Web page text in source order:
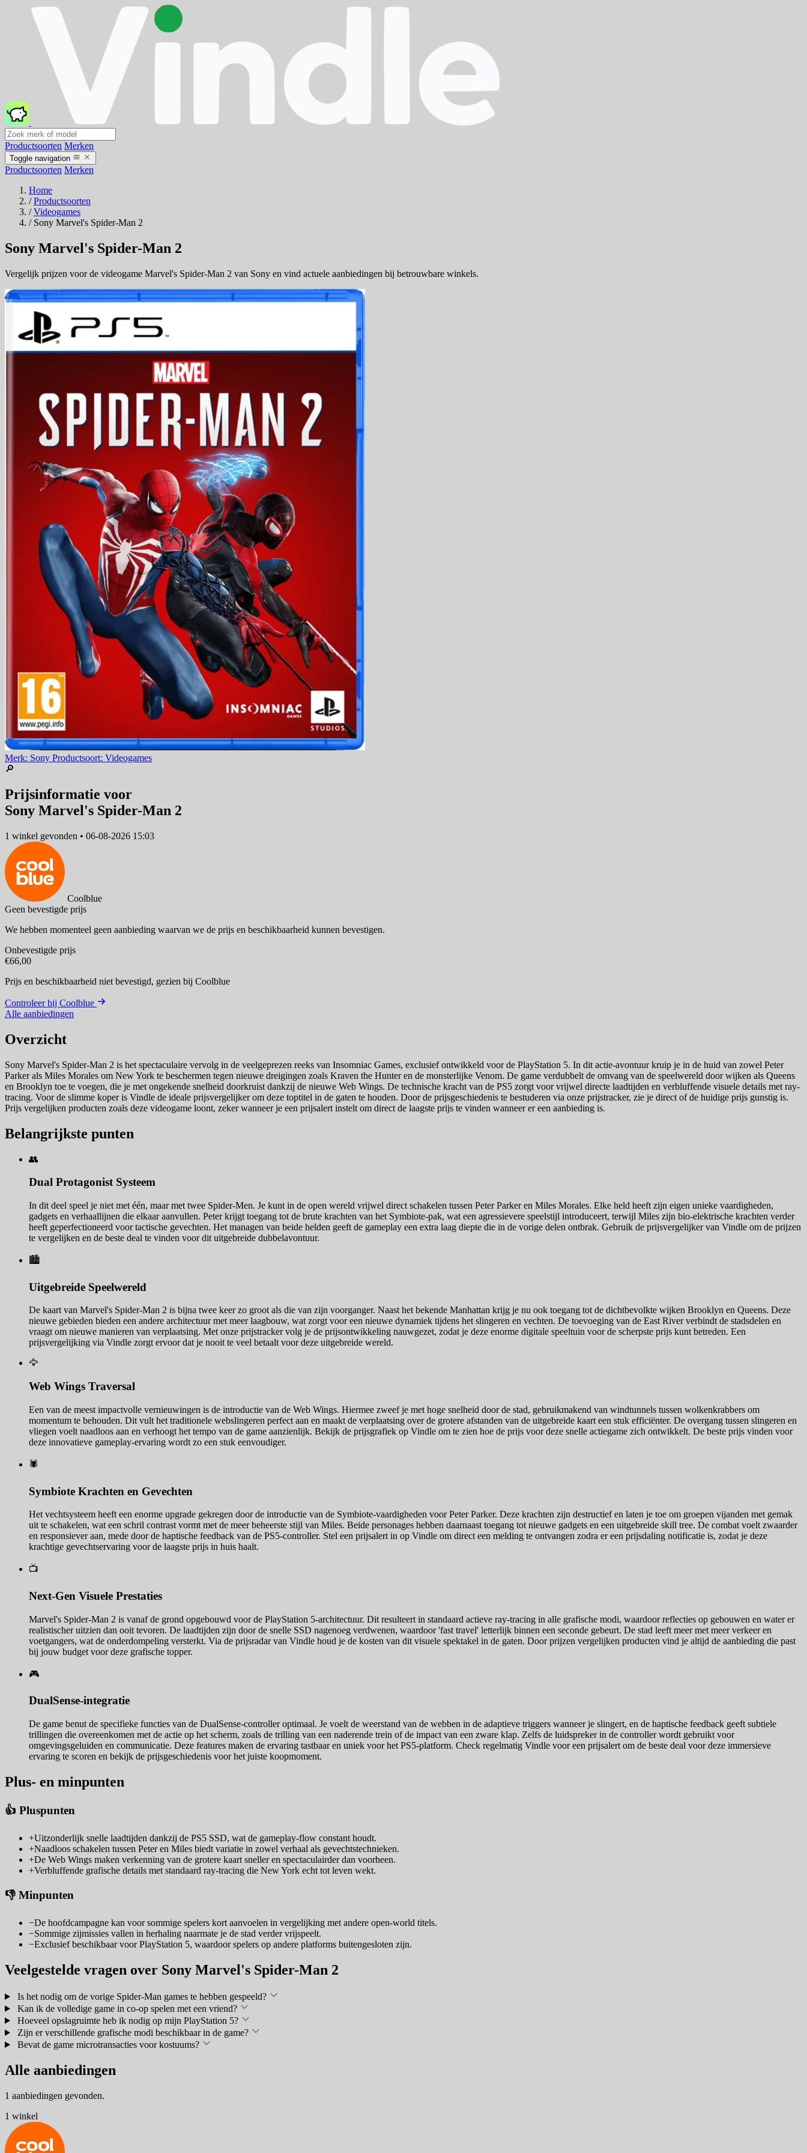
Productsoorten Merken
Toggle navigation
Productsoorten Merken
Home
/ Productsoorten
/ Videogames
/ Sony Marvel's Spider-Man 2
Sony Marvel's Spider-Man 2
Vergelijk prijzen voor de videogame Marvel's Spider-Man 2 van Sony en vind actuele aanbiedingen bij betrouwbare winkels.
Merk: Sony Productsoort: Videogames
🔎
Prijsinformatie voor
Sony Marvel's Spider-Man 2
1 winkel gevonden • 06-08-2026 15:03
Coolblue
Geen bevestigde prijs
We hebben momenteel geen aanbieding waarvan we de prijs en beschikbaarheid kunnen bevestigen.
Onbevestigde prijs
€66,00
Prijs en beschikbaarheid niet bevestigd, gezien bij Coolblue
Controleer bij Coolblue
Alle aanbiedingen
Overzicht
Sony Marvel's Spider-Man 2 is het spectaculaire vervolg in de veelgeprezen reeks van Insomniac Games, exclusief ontwikkeld voor de PlayStation 5. In dit actie-avontuur kruip je in de huid van zowel Peter
Parker als Miles Morales om New York te beschermen tegen nieuwe dreigingen zoals Kraven the Hunter en de monsterlijke Venom. De game verdubbelt de omvang van de speelwereld door wijken als Queens
en Brooklyn toe te voegen, die je met ongekende snelheid doorkruist dankzij de nieuwe Web Wings. De technische kracht van de PS5 zorgt voor vrijwel directe laadtijden en verbluffende visuele details met ray-
tracing. Voor de slimme koper is Vindle de ideale prijsvergelijker om deze toptitel in de gaten te houden. Door de prijsgeschiedenis te bestuderen via onze prijstracker, zie je direct of de huidige prijs gunstig is.
Prijs vergelijken producten zoals deze videogame loont, zeker wanneer je een prijsalert instelt om direct de laagste prijs te vinden wanneer er een aanbieding is.
Belangrijkste punten
👥
Dual Protagonist Systeem
In dit deel speel je niet met één, maar met twee Spider-Men. Je kunt in de open wereld vrijwel direct schakelen tussen Peter Parker en Miles Morales. Elke held heeft zijn eigen unieke vaardigheden,
gadgets en verhaallijnen die elkaar aanvullen. Peter krijgt toegang tot de brute krachten van het Symbiote-pak, wat een agressievere speelstijl introduceert, terwijl Miles zijn bio-elektrische krachten verder
heeft geperfectioneerd voor tactische gevechten. Het managen van beide helden geeft de gameplay een extra laag diepte die in de vorige delen ontbrak. Gebruik de prijsvergelijker van Vindle om de prijzen
te vergelijken en de beste deal te vinden voor dit uitgebreide dubbelavontuur.
🏙️
Uitgebreide Speelwereld
De kaart van Marvel's Spider-Man 2 is bijna twee keer zo groot als die van zijn voorganger. Naast het bekende Manhattan krijg je nu ook toegang tot de dichtbevolkte wijken Brooklyn en Queens. Deze
nieuwe gebieden bieden een andere architectuur met meer laagbouw, wat zorgt voor een nieuwe dynamiek tijdens het slingeren en vechten. De toevoeging van de East River verbindt de stadsdelen en
vraagt om nieuwe manieren van verplaatsing. Met onze prijstracker volg je de prijsontwikkeling nauwgezet, zodat je deze enorme digitale speeltuin voor de scherpste prijs kunt betreden. Een
prijsvergelijking via Vindle zorgt ervoor dat je nooit te veel betaalt voor deze uitgebreide wereld.
🦅
Web Wings Traversal
Een van de meest impactvolle vernieuwingen is de introductie van de Web Wings. Hiermee zweef je met hoge snelheid door de stad, gebruikmakend van windtunnels tussen wolkenkrabbers om
momentum te behouden. Dit vult het traditionele webslingeren perfect aan en maakt de verplaatsing over de grotere afstanden van de uitgebreide kaart een stuk efficiënter. De overgang tussen slingeren en
vliegen voelt naadloos aan en verhoogt het tempo van de game aanzienlijk. Bekijk de prijsgrafiek op Vindle om te zien hoe de prijs voor deze snelle actiegame zich ontwikkelt. De beste prijs vinden voor
deze innovatieve gameplay-ervaring wordt zo een stuk eenvoudiger.
🕷️
Symbiote Krachten en Gevechten
Het vechtsysteem heeft een enorme upgrade gekregen door de introductie van de Symbiote-vaardigheden voor Peter Parker. Deze krachten zijn destructief en laten je toe om groepen vijanden met gemak
uit te schakelen, wat een schril contrast vormt met de meer beheerste stijl van Miles. Beide personages hebben daarnaast toegang tot nieuwe gadgets en een uitgebreide skill tree. De combat voelt zwaarder
en responsiever aan, mede door de haptische feedback van de PS5-controller. Stel een prijsalert in op Vindle om direct een melding te ontvangen zodra er een prijsdaling notificatie is, zodat je deze
krachtige gevechtservaring voor de laagste prijs in huis haalt.
📺
Next-Gen Visuele Prestaties
Marvel's Spider-Man 2 is vanaf de grond opgebouwd voor de PlayStation 5-architectuur. Dit resulteert in standaard actieve ray-tracing in alle grafische modi, waardoor reflecties op gebouwen en water er
realistischer uitzien dan ooit tevoren. De laadtijden zijn door de snelle SSD nagenoeg verdwenen, waardoor 'fast travel' letterlijk binnen een seconde gebeurt. De stad leeft meer met meer verkeer en
voetgangers, wat de onderdompeling versterkt. Via de prijsradar van Vindle houd je de kosten van dit visuele spektakel in de gaten. Door prijzen vergelijken producten vind je altijd de aanbieding die past
bij jouw budget voor deze grafische topper.
🎮
DualSense-integratie
De game benut de specifieke functies van de DualSense-controller optimaal. Je voelt de weerstand van de webben in de adaptieve triggers wanneer je slingert, en de haptische feedback geeft subtiele
trillingen die overeenkomen met de actie op het scherm, zoals de trilling van een naderende trein of de impact van een zware klap. Zelfs de luidspreker in de controller wordt gebruikt voor
omgevingsgeluiden en communicatie. Deze features maken de ervaring tastbaar en uniek voor het PS5-platform. Check regelmatig Vindle voor een prijsalert om de beste deal voor deze immersieve
ervaring te scoren en bekijk de prijsgeschiedenis voor het juiste koopmoment.
Plus- en minpunten
👍 Pluspunten
+Uitzonderlijk snelle laadtijden dankzij de PS5 SSD, wat de gameplay-flow constant houdt.
+Naadloos schakelen tussen Peter en Miles biedt variatie in zowel verhaal als gevechtstechnieken.
+De Web Wings maken verkenning van de grotere kaart sneller en spectaculairder dan voorheen.
+Verbluffende grafische details met standaard ray-tracing die New York echt tot leven wekt.
👎 Minpunten
−De hoofdcampagne kan voor sommige spelers kort aanvoelen in vergelijking met andere open-world titels.
−Sommige zijmissies vallen in herhaling naarmate je de stad verder vrijspeelt.
−Exclusief beschikbaar voor PlayStation 5, waardoor spelers op andere platforms buitengesloten zijn.
Veelgestelde vragen over Sony Marvel's Spider-Man 2
Is het nodig om de vorige Spider-Man games te hebben gespeeld?
Kan ik de volledige game in co-op spelen met een vriend?
Hoeveel opslagruimte heb ik nodig op mijn PlayStation 5?
Zijn er verschillende grafische modi beschikbaar in de game?
Bevat de game microtransacties voor kostuums?
Alle aanbiedingen
1 aanbiedingen gevonden.
1 winkel